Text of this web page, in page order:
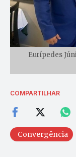
Eurípedes
COMPARTILHAR
Convergência